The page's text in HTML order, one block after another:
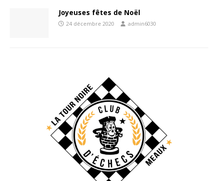
Joyeuses fêtes de Noël
24 décembre 2020 admin6030